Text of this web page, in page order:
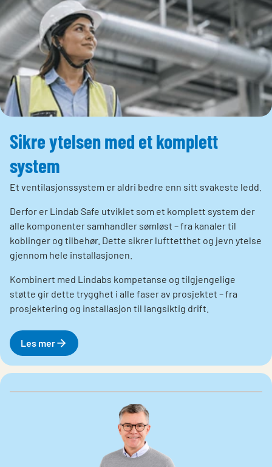
Sikre ytelsen med et komplett
system
Et ventilasjonssystem er aldri bedre enn sitt svakeste ledd.
Derfor er Lindab Safe utviklet som et komplett system der
alle komponenter samhandler sømløst – fra kanaler til
koblinger og tilbehør. Dette sikrer lufttetthet og jevn ytelse
gjennom hele installasjonen.
Kombinert med Lindabs kompetanse og tilgjengelige
støtte gir dette trygghet i alle faser av prosjektet – fra
prosjektering og installasjon til langsiktig drift.
Les mer